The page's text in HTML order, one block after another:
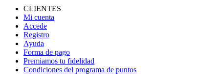
CLIENTES
Mi cuenta
Accede
Registro
Ayuda
Forma de pago
Premiamos tu fidelidad
Condiciones del programa de puntos